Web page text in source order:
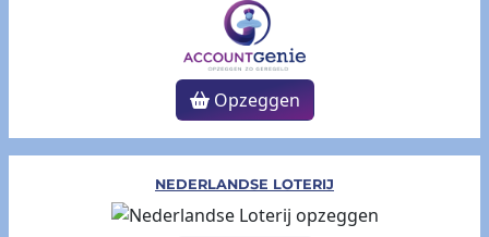
Opzeggen
NEDERLANDSE LOTERIJ